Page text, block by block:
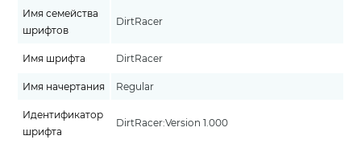
Имя семейства
шрифтов
DirtRacer
Имя шрифта DirtRacer
Имя начертания Regular
Идентификатор
шрифта
DirtRacer:Version 1.000